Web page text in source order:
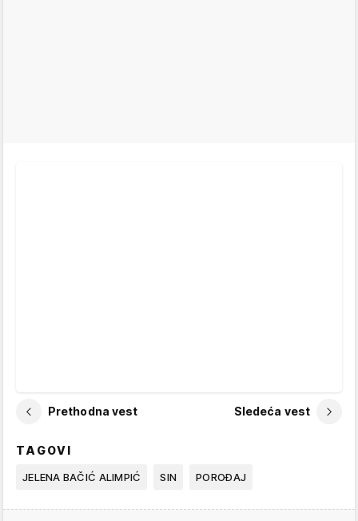
Prethodna vest Sledeća vest
TAGOVI
JELENA BAČIĆ ALIMPIĆ SIN POROĐAJ